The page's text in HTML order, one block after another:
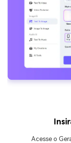
Acesse o